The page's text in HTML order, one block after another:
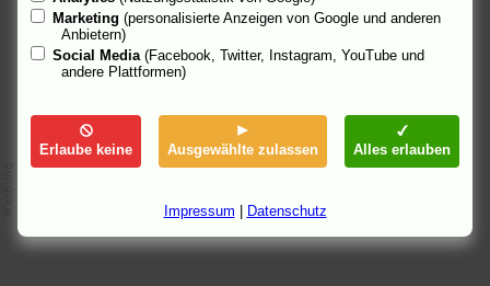
Marketing (personalisierte Anzeigen von Google und anderen
Anbietern)
Social Media (Facebook, Twitter, Instagram, YouTube und
andere Plattformen)
Erlaube keine Ausgewählte zulassen Alles erlauben
Impressum Datenschutz